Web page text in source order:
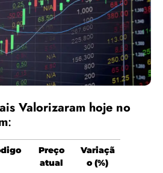
Valorizaram hoje no
:
Preço
atual
Variaçã
o (%)